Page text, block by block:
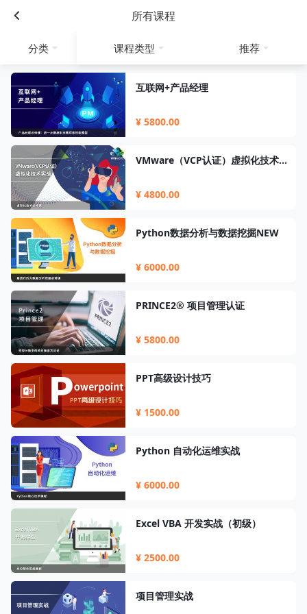
所有课程
分类 课程类型 推荐
互联网+产品经理
¥ 5800.00
VMware（VCP认证）虚拟化技术实战
¥ 4800.00
Python数据分析与数据挖掘NEW
¥ 6000.00
PRINCE2® 项目管理认证
¥ 5800.00
PPT高级设计技巧
¥ 1500.00
Python 自动化运维实战
¥ 6000.00
Excel VBA 开发实战（初级）
¥ 2500.00
项目管理实战